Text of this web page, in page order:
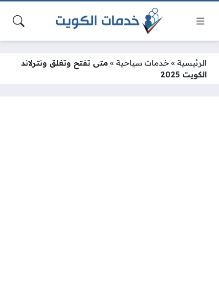
الرئيسية » خدمات سياحية » متى تفتح وتغلق ونترلاند
الكويت 2025